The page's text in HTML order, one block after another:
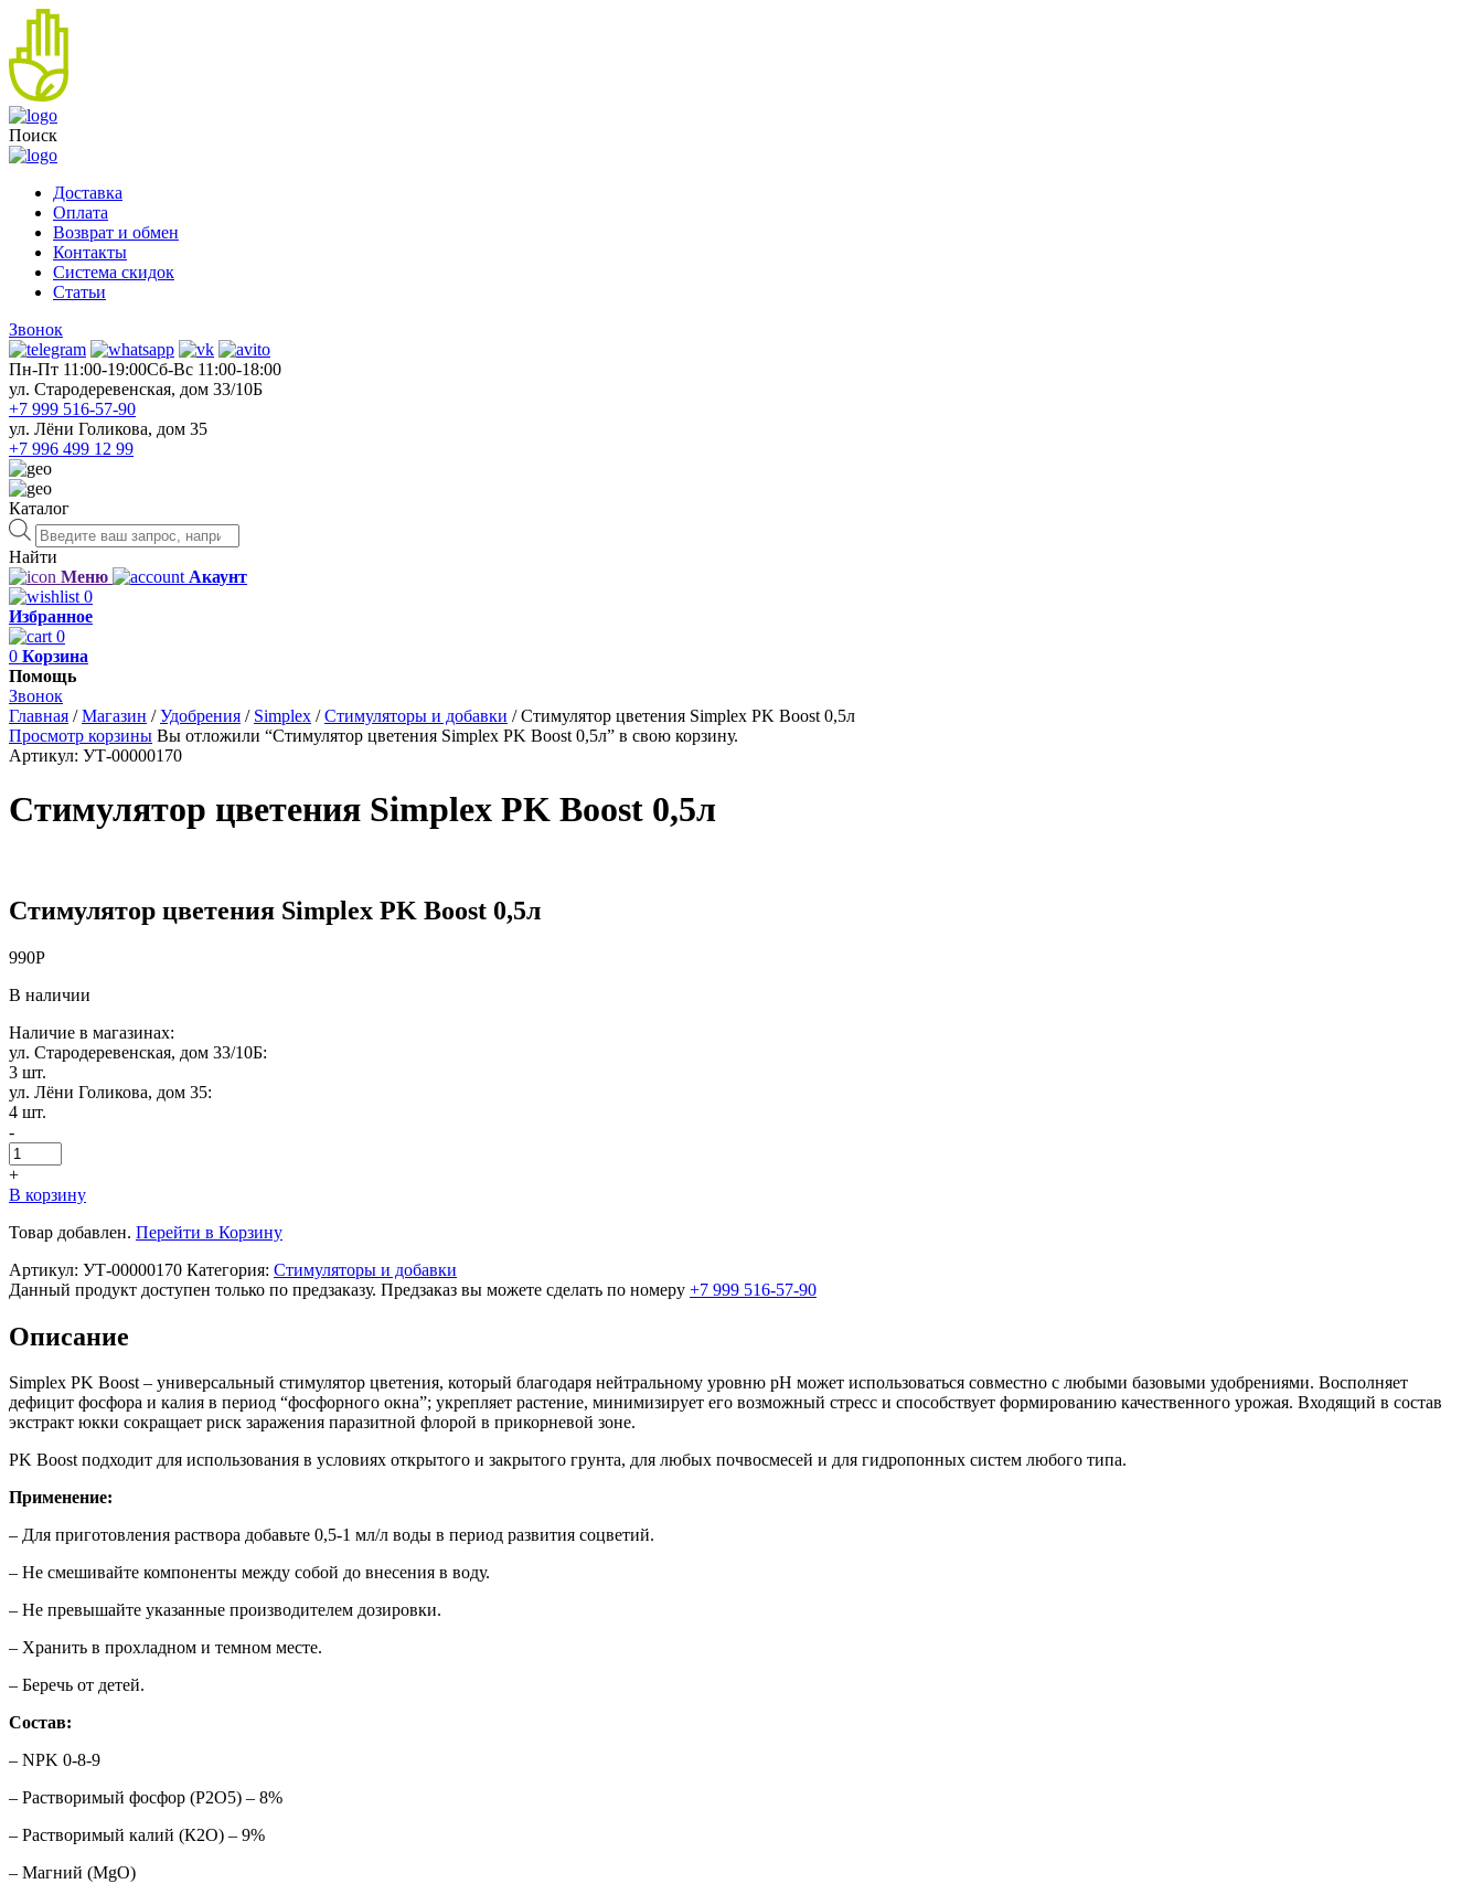
Поиск
Доставка
Оплата
Возврат и обмен
Контакты
Система скидок
Статьи
Звонок
Пн-Пт 11:00-19:00Cб-Вс 11:00-18:00
ул. Стародеревенская, дом 33/10Б
+7 999 516-57-90
ул. Лёни Голикова, дом 35
+7 996 499 12 99
Каталог
Поиск
товаров
Найти
Меню
Акаунт
0
Избранное
0
0 Корзина
Помощь
Звонок
Главная /Магазин /Удобрения / Simplex /Стимуляторы и добавки /Стимулятор цветения Simplex PK Boost 0,5л
Просмотр корзины Вы отложили “Стимулятор цветения Simplex PK Boost 0,5л” в свою корзину.
Артикул: УТ-00000170
Стимулятор цветения Simplex PK Boost 0,5л
Стимулятор цветения Simplex PK Boost 0,5л
990Р
В наличии
Наличие в магазинах:
ул. Стародеревенская, дом 33/10Б:
3 шт.
ул. Лёни Голикова, дом 35:
4 шт.
-
+
В корзину
Товар добавлен. Перейти в Корзину
Артикул: УТ-00000170 Категория: Стимуляторы и добавки
Данный продукт доступен только по предзаказу. Предзаказ вы можете сделать по номеру +7 999 516-57-90
Описание
Simplex PK Boost – универсальный стимулятор цветения, который благодаря нейтральному уровню рН может использоваться совместно с любыми базовыми удобрениями. Восполняет
дефицит фосфора и калия в период “фосфорного окна”; укрепляет растение, минимизирует его возможный стресс и способствует формированию качественного урожая. Входящий в состав
экстракт юкки сокращает риск заражения паразитной флорой в прикорневой зоне.
PK Boost подходит для использования в условиях открытого и закрытого грунта, для любых почвосмесей и для гидропонных систем любого типа.
Применение:
– Для приготовления раствора добавьте 0,5-1 мл/л воды в период развития соцветий.
– Не смешивайте компоненты между собой до внесения в воду.
– Не превышайте указанные производителем дозировки.
– Хранить в прохладном и темном месте.
– Беречь от детей.
Состав:
– NPK 0-8-9
– Растворимый фосфор (Р2О5) – 8%
– Растворимый калий (К2О) – 9%
– Магний (MgO)